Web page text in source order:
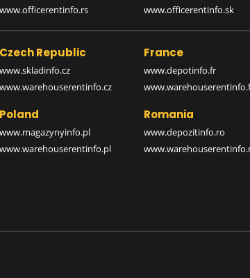
www.officerentinfo.rs
www.officerentinfo.sk
Czech Republic
www.skladinfo.cz
www.warehouserentinfo.cz
France
www.depotinfo.fr
Poland
www.magazynyinfo.pl
www.warehouserentinfo.pl
Romania
www.depozitinfo.ro